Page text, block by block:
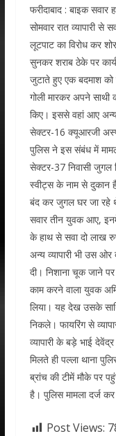
फरीदाबाद : बाइक सवार
सोमवार रात व्यापारी से
लूटपाट का विरोध कर
सुनकर शराब ठेके पर
जुटाते हुए एक बदमाश
गोली मारकर अपने साथी
किए। इससे वहां आए
सेक्टर-16 क्यूआरजी
पुलिस ने इस संबंध में
सेक्टर-37 निवासी जुगल
स्वीट्स के नाम से दुकान
बंद कर जुगल घर जा रहे
सवार तीन युवक आए,
के हाथ से सवा दो लाख
अन्य व्यापारी भी उस
दी। निशाना चूक जाने
काम करने वाला युवक
लिया। यह देख उसके
निकले। फायरिंग से
व्यापारी के बड़े भाई
मिलते ही पल्ला थाना
ब्रांच की टीमें मौके पर
है। पुलिस मामला दर्ज
Post Views: